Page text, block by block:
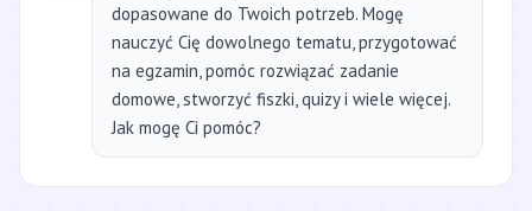
dopasowane do Twoich potrzeb. Mogę
nauczyć Cię dowolnego tematu, przygotować
na egzamin, pomóc rozwiązać zadanie
domowe, stworzyć fiszki, quizy i wiele więcej.
Jak mogę Ci pomóc?